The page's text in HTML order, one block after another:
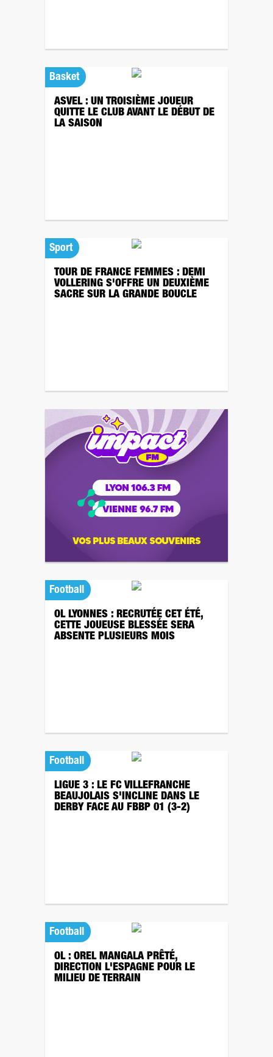
Basket
ASVEL : UN TROISIÈME JOUEUR
QUITTE LE CLUB AVANT LE DÉBUT DE
LA SAISON
Sport
TOUR DE FRANCE FEMMES : DEMI
VOLLERING S'OFFRE UN DEUXIÈME
SACRE SUR LA GRANDE BOUCLE
Football
OL LYONNES : RECRUTÉE CET ÉTÉ,
CETTE JOUEUSE BLESSÉE SERA
ABSENTE PLUSIEURS MOIS
Football
LIGUE 3 : LE FC VILLEFRANCHE
BEAUJOLAIS S'INCLINE DANS LE
DERBY FACE AU FBBP 01 (3-2)
Football
OL : OREL MANGALA PRÊTÉ,
DIRECTION L'ESPAGNE POUR LE
MILIEU DE TERRAIN